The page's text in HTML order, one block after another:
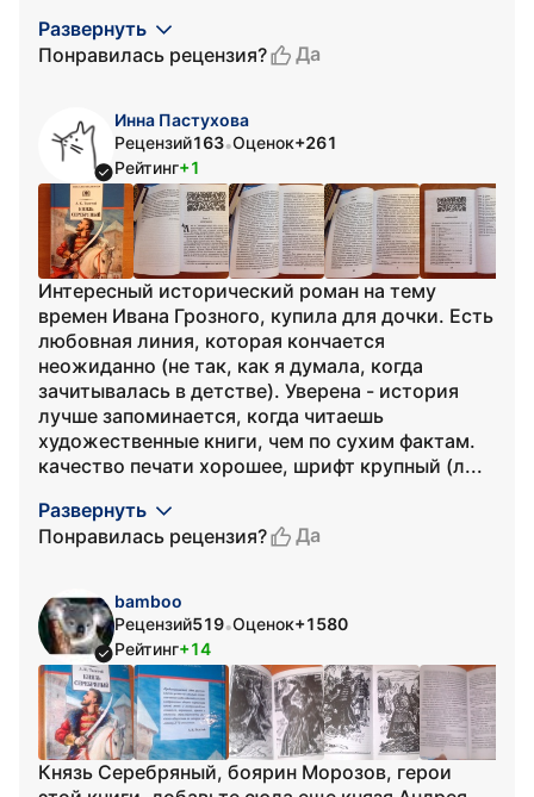
Развернуть
Понравилась рецензия?
Да
Инна Пастухова
Рецензий163•Оценок+261
Рейтинг+1
Интересный исторический роман на тему
времен Ивана Грозного, купила для дочки. Есть
любовная линия, которая кончается
неожиданно (не так, как я думала, когда
зачитывалась в детстве). Уверена - история
лучше запоминается, когда читаешь
художественные книги, чем по сухим фактам.
качество печати хорошее, шрифт крупный (л...
Развернуть
Понравилась рецензия?
Да
bamboo
Рецензий519•Оценок+1580
Рейтинг+14
Князь Серебряный, боярин Морозов, герои